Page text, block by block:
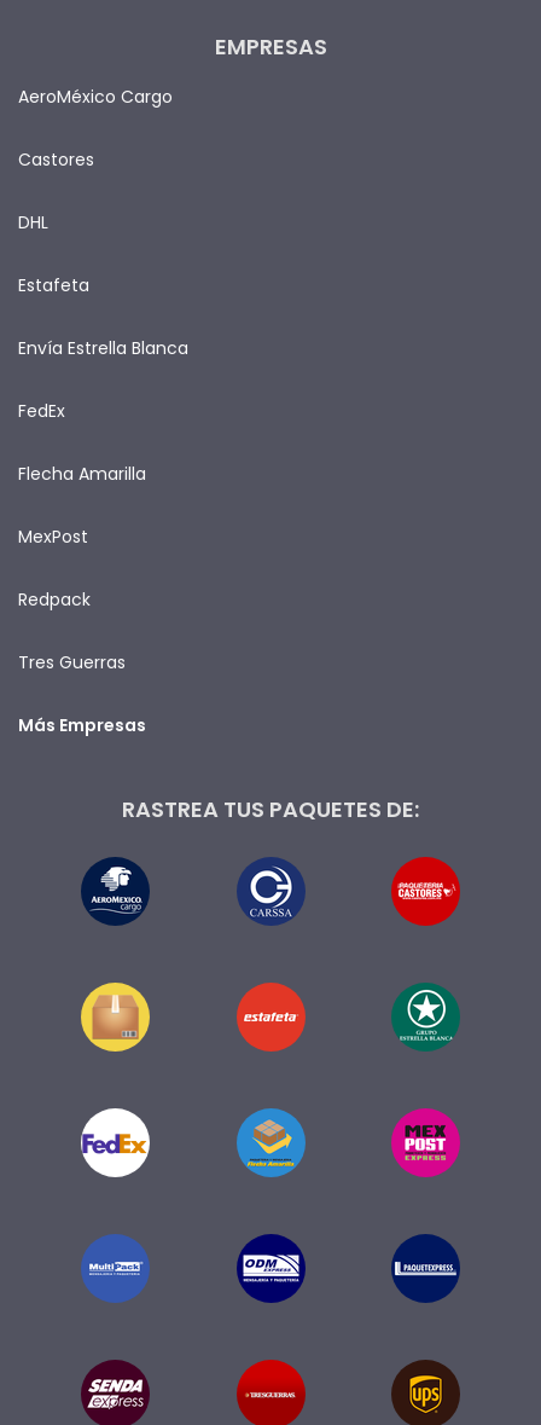
EMPRESAS
AeroMéxico Cargo
Castores
DHL
Estafeta
Envía Estrella Blanca
FedEx
Flecha Amarilla
MexPost
Redpack
Tres Guerras
Más Empresas
RASTREA TUS PAQUETES DE: